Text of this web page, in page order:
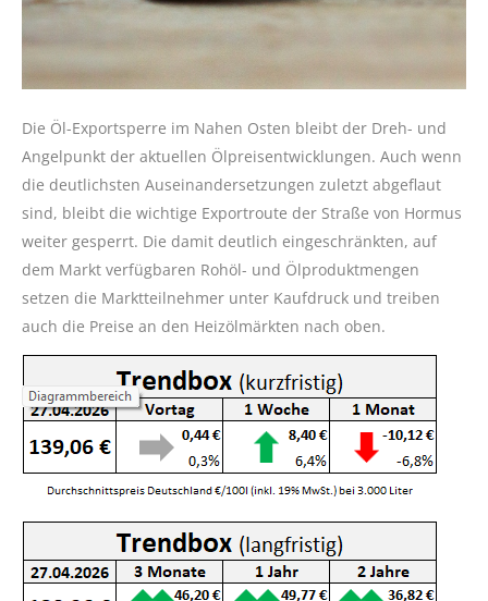
Die Öl-Exportsperre im Nahen Osten bleibt der Dreh- und
Angelpunkt der aktuellen Ölpreisentwicklungen. Auch wenn
die deutlichsten Auseinandersetzungen zuletzt abgeflaut
sind, bleibt die wichtige Exportroute der Straße von Hormus
weiter gesperrt. Die damit deutlich eingeschränkten, auf
dem Markt verfügbaren Rohöl- und Ölproduktmengen
setzen die Marktteilnehmer unter Kaufdruck und treiben
auch die Preise an den Heizölmärkten nach oben.